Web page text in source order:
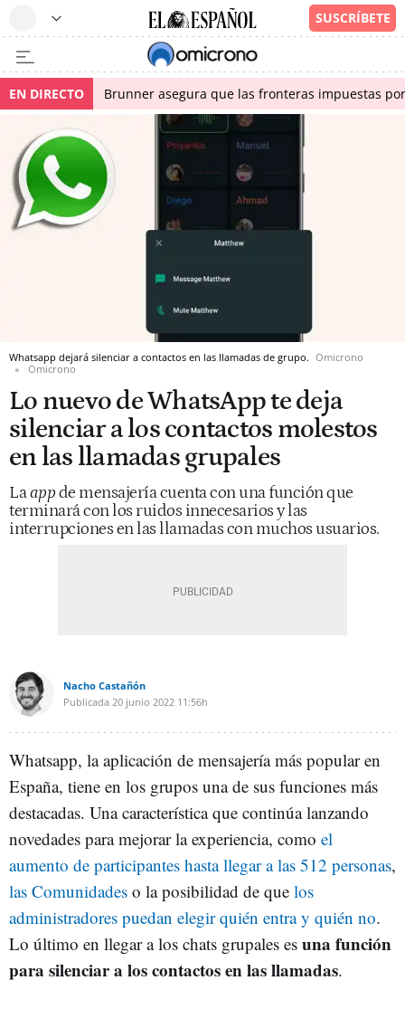
EN DIRECTO Brunner asegura que las fronteras impuestas
Whatsapp dejará silenciar a contactos en las llamadas de grupo. Omicrono
Omicrono
Lo nuevo de WhatsApp te deja
silenciar a los contactos molestos
en las llamadas grupales
Laappde mensajería cuenta con una función que
terminará con los ruidos innecesarios y las
interrupciones en las llamadas con muchos usuarios.
Nacho Castañón
Publicada 20 junio 2022 11:56h
Whatsapp, la aplicación de mensajería más popular en
España, tiene en los grupos una de sus funciones más
destacadas. Una característica que continúa lanzando
novedades para mejorar la experiencia, como el
aumento de participantes hasta llegar a las 512 personas,
las Comunidades o la posibilidad de que los
administradores puedan elegir quién entra y quién no.
Lo último en llegar a los chats grupales es una función
para silenciar a los contactos en las llamadas.